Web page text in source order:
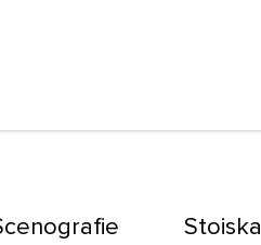
Stoiska